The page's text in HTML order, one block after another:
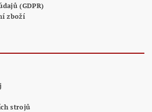
(GDPR)
zboží
strojů